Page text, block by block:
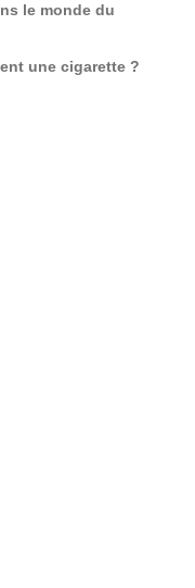
le monde du
une cigarette ?